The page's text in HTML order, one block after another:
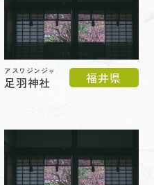
アスワジンジャ
足羽神社 福井県